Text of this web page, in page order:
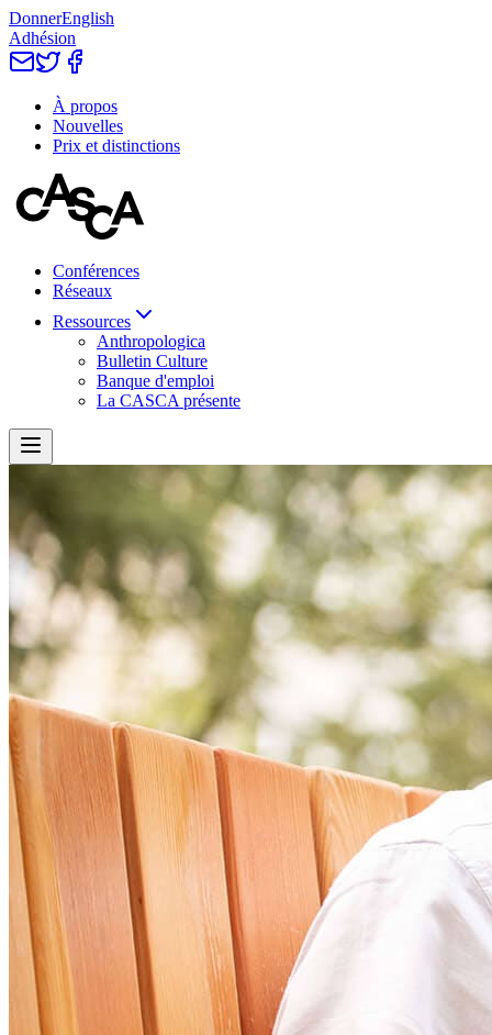
DonnerEnglish
Adhésion
À propos
Nouvelles
Prix et distinctions
Conférences
Réseaux
Ressources
Anthropologica
Bulletin Culture
Banque d'emploi
La CASCA présente